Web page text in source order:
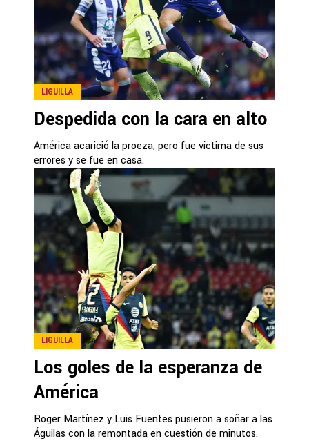
LIGUILLA
Despedida con la cara en alto
América acarició la proeza, pero fue víctima de sus
errores y se fue en casa.
LIGUILLA
Los goles de la esperanza de
América
Roger Martínez y Luis Fuentes pusieron a soñar a las
Águilas con la remontada en cuestión de minutos.